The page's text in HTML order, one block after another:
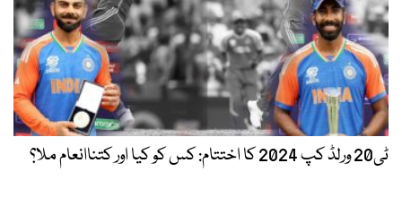
ٹی20 ورلڈ کپ 2024 کا اختتام: کس کو کیا اور کتناانعام ملا؟